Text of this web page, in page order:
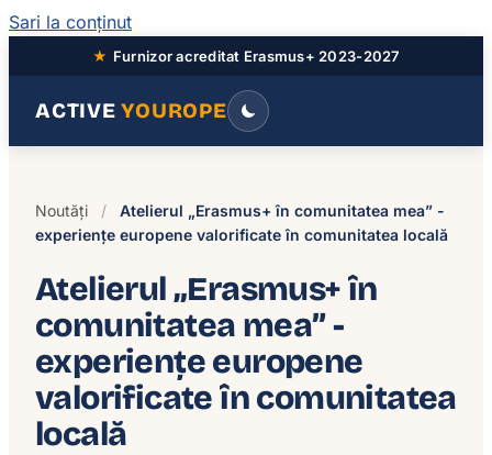
Sari la conținut
★ Furnizor acreditat Erasmus+ 2023-2027
ACTIVEYOUROPE
Noutăți /
Atelierul „Erasmus+ în comunitatea mea” -
experiențe europene valorificate în comunitatea locală
Atelierul „Erasmus+ în
comunitatea mea” -
experiențe europene
valorificate în comunitatea
locală